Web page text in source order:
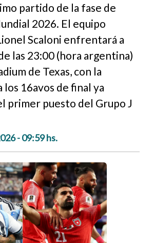
partido de la fase de
2026. El equipo
Scaloni enfrentará a
las 23:00 (hora argentina)
de Texas, con la
los 16avos de final ya
primer puesto del Grupo J
- 09:59 hs.